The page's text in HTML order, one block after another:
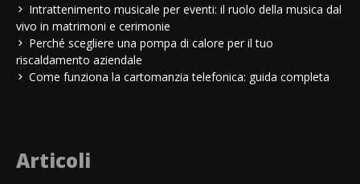
Intrattenimento musicale per eventi: il ruolo della musica dal
vivo in matrimoni e cerimonie
Perché scegliere una pompa di calore per il tuo
riscaldamento aziendale
Come funziona la cartomanzia telefonica: guida completa
Articoli